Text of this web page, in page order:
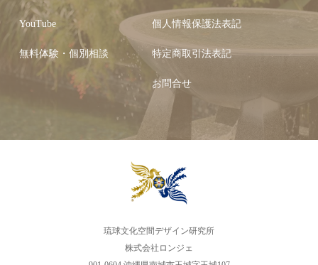
YouTube
無料体験・個別相談
個人情報保護法表記
特定商取引法表記
お問合せ
琉球文化空間デザイン研究所
株式会社ロンジェ